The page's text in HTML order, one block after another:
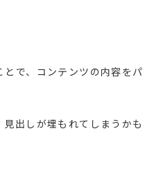
で、コンテンツの内容をパ
出しが埋もれてしまうかも